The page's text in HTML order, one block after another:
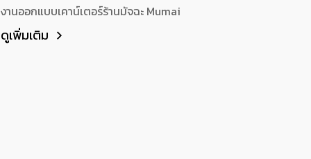
งานออกแบบเคาน์เตอร์ร้านมัจฉะ Mumai
ดูเพิ่มเติม